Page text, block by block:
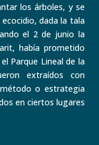
los árboles, y se
dada la tala
el 2 de junio la
había prometido
Parque Lineal de la
extraídos con
o estrategia
en ciertos lugares